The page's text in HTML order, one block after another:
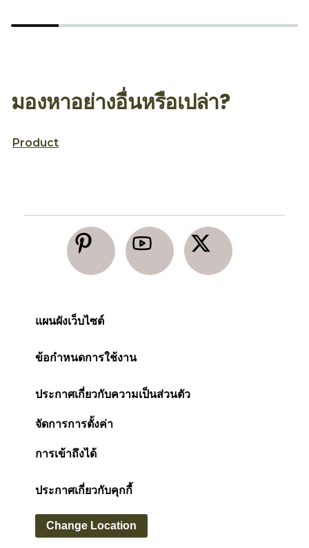
มองหาอย่างอื่นหรือเปล่า?
Product
แผนผังเว็บไซต์
ข้อกำหนดการใช้งาน
ประกาศเกี่ยวกับความเป็นส่วนตัว
จัดการการตั้งค่า
การเข้าถึงได้
ประกาศเกี่ยวกับคุกกี้
Change Location